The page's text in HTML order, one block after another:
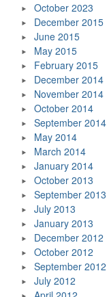
October 2023
December 2015
June 2015
May 2015
February 2015
December 2014
November 2014
October 2014
September 2014
May 2014
March 2014
January 2014
October 2013
September 2013
July 2013
January 2013
December 2012
October 2012
September 2012
July 2012